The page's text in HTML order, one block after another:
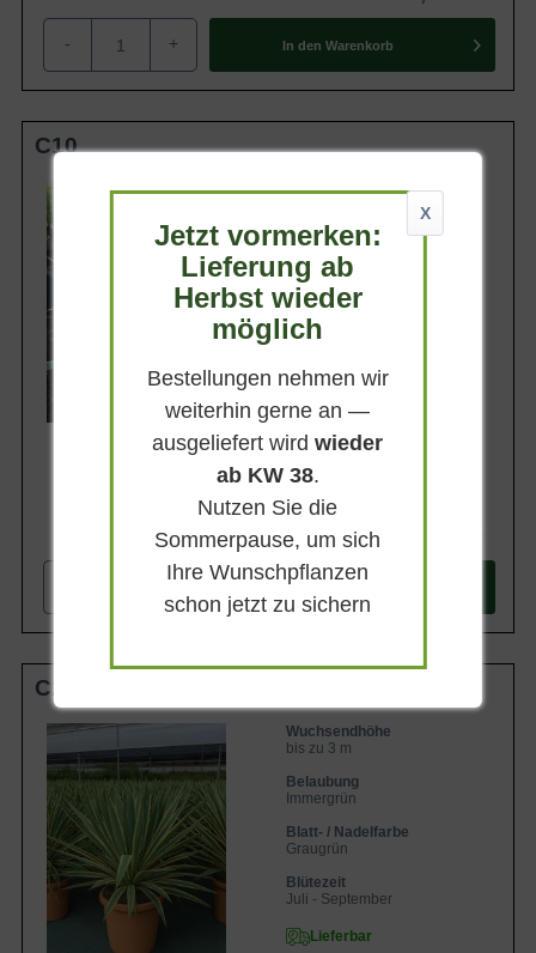
- + In den Warenkorb
C10
Wuchsendhöhe
Belaubung
Immergrün
Blatt- / Nadelfarbe
Graugrün
Blütezeit
+ In den
C20
Wuchsendhöhe
bis zu 3 m
Belaubung
Immergrün
Blatt- / Nadelfarbe
Graugrün
Blütezeit
Juli - September
Lieferbar
X
Jetzt vormerken:
Lieferung ab
Herbst wieder
möglich
Bestellungen nehmen wir
weiterhin gerne an —
ausgeliefert wirdwieder
ab KW 38.
Nutzen Sie die
Sommerpause, um sich
Ihre Wunschpflanzen
schon jetzt zu sichern